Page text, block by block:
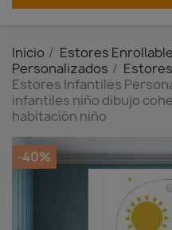
Inicio Estores
Personalizados
Estores Infantiles
infantiles niño dibujo
habitación niño
-40%